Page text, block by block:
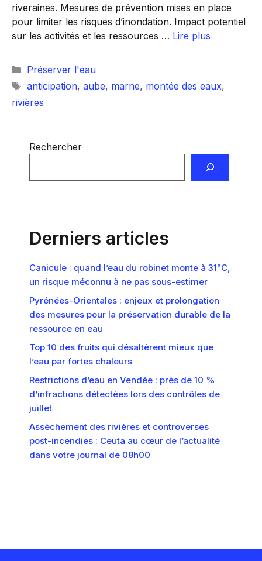
riveraines. Mesures de prévention mises en place
pour limiter les risques d’inondation. Impact potentiel
sur les activités et les ressources … Lire plus
Catégories
Préserver l'eau
Étiquettes
anticipation, aube, marne, montée des eaux,
rivières
Rechercher
Derniers articles
Canicule : quand l’eau du robinet monte à 31°C,
un risque méconnu à ne pas sous-estimer
Pyrénées-Orientales : enjeux et prolongation
des mesures pour la préservation durable de la
ressource en eau
Top 10 des fruits qui désaltèrent mieux que
l’eau par fortes chaleurs
Restrictions d’eau en Vendée : près de 10 %
d’infractions détectées lors des contrôles de
juillet
Assèchement des rivières et controverses
post-incendies : Ceuta au cœur de l’actualité
dans votre journal de 08h00